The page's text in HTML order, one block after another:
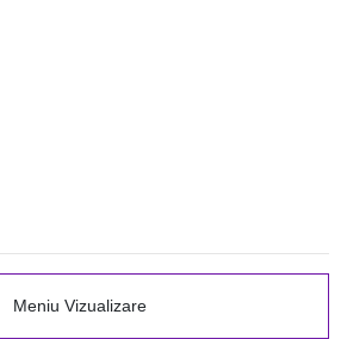
Meniu Vizualizare